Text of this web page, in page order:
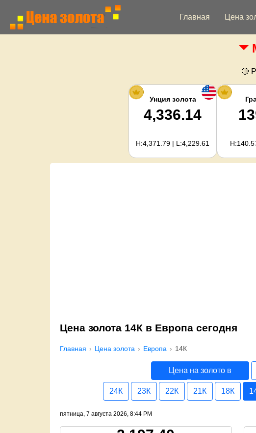
Главная Цена
🔴
Унция золота
4,336.14
H:4,371.79 | L:4,229.61
Цена золота 14К в Европа сегодня
Главная Цена золота Европа 14К
Цена на золото в
Европа
24К 23К 22К 21К 18К
пятница, 7 августа 2026, 8:44 PM